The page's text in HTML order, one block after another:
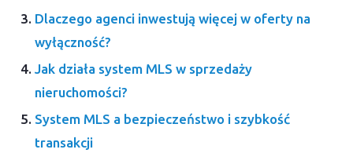
Dlaczego agenci inwestują więcej w oferty na
wyłączność?
Jak działa system MLS w sprzedaży
nieruchomości?
System MLS a bezpieczeństwo i szybkość
transakcji